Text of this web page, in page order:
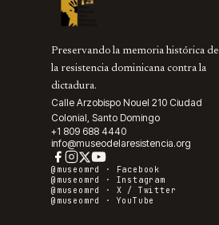
Preservando la memoria histórica de
la resistencia dominicana contra la
dictadura.
Calle Arzobispo Nouel 210 Ciudad
Colonial, Santo Domingo
+1 809 688 4440
info@museodelaresistencia.org
@museomrd ·
Facebook
@museomrd · Instagram
@museomrd · X / Twitter
@museomrd · YouTube